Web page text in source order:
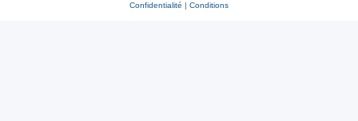
Confidentialité | Conditions